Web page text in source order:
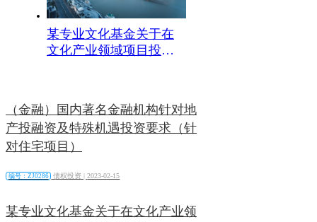
某专业文化基金关于在
文化产业领域项目投资
（金融）国内著名金融机构针对地
产投融资及特殊机遇投资要求（针
对住宅项目）
编号：ZJ0286 债权投资 |2023-02-15
某专业文化基金关于在文化产业领